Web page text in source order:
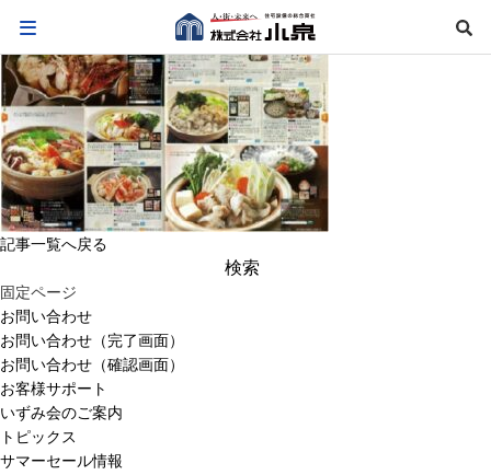
記事一覧へ戻る
索:
固定ページ
お問い合わせ
お問い合わせ（完了画面）
お問い合わせ（確認画面）
お客様サポート
いずみ会のご案内
トピックス
サマーセール情報